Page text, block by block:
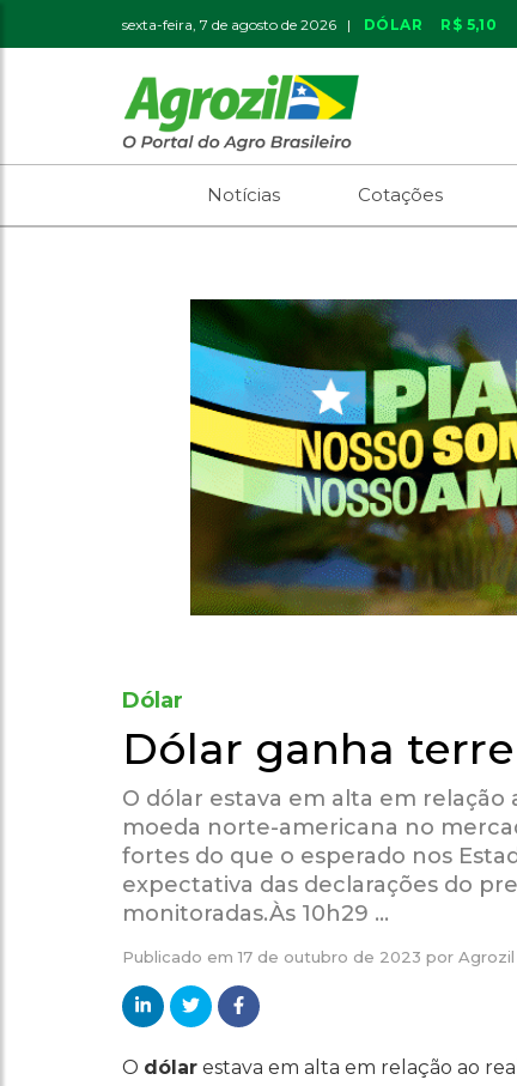
sexta-feira, 7 de agosto de 2026 | DÓLAR R$ 5,10
Notícias Cotações
Dólar
Dólar ganha
O dólar estava em alta em
moeda norte-americana no
fortes do que o esperado nos
expectativa das declarações do
monitoradas.Às 10h29 …
Publicado em17 de outubro de 2023 por Agrozil
O dólar estava em alta em relação ao